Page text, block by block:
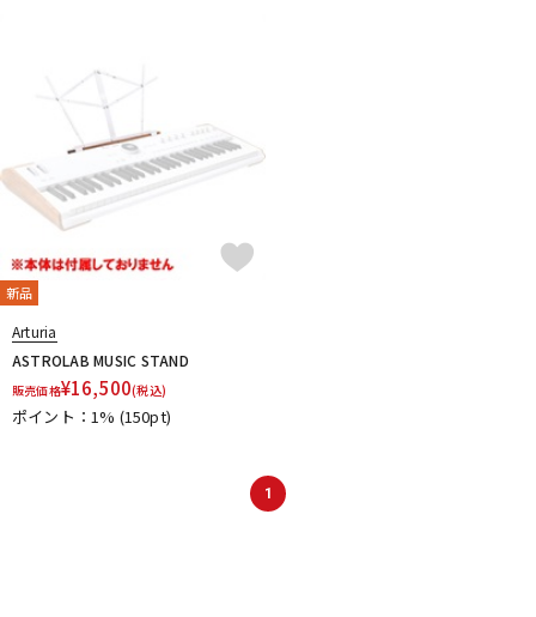
ドラム
キーボード
DJ機器
新品
Arturia
ASTROLAB MUSIC STAND
販売価格¥16,500(税込)
ポイント：1% (150pt)
1